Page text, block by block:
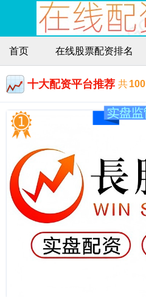
首页 在线股票配资排名
十大配资平台推荐 共100